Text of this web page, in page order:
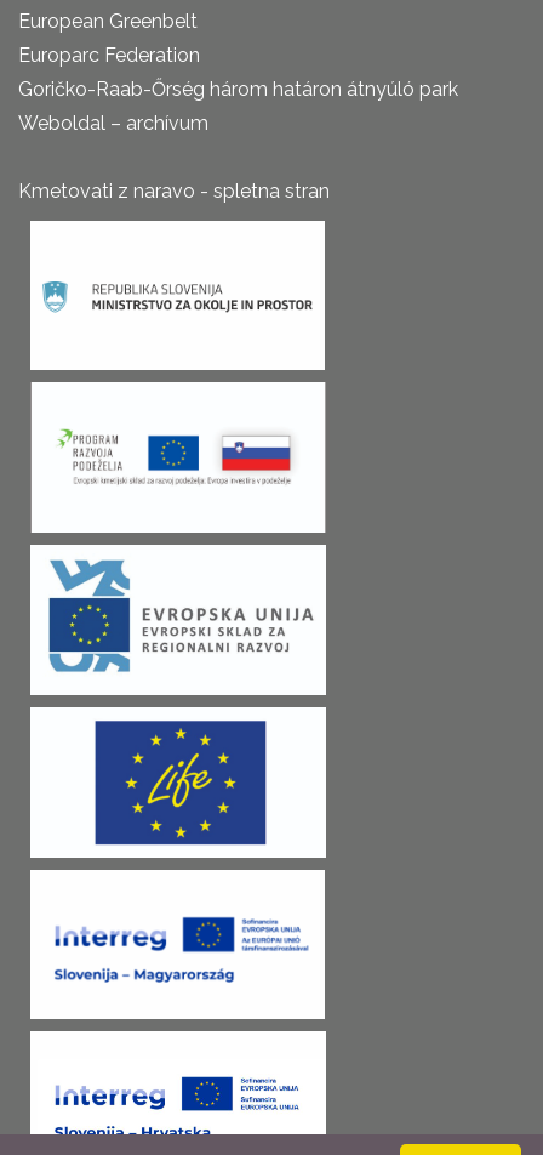
European Greenbelt
Europarc Federation
Goričko-Raab-Őrség három határon átnyúló park
Weboldal – archívum
Kmetovati z naravo - spletna stran